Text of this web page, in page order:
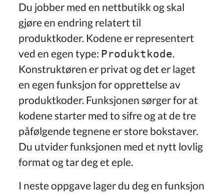
Du jobber med en nettbutikk og skal
gjøre en endring relatert til
produktkoder. Kodene er representert
ved en egen type: Produktkode.
Konstruktøren er privat og det er laget
en egen funksjon for opprettelse av
produktkoder. Funksjonen sørger for at
kodene starter med to sifre og at de tre
påfølgende tegnene er store bokstaver.
Du utvider funksjonen med et nytt lovlig
format og tar deg et eple.
I neste oppgave lager du deg en funksjon